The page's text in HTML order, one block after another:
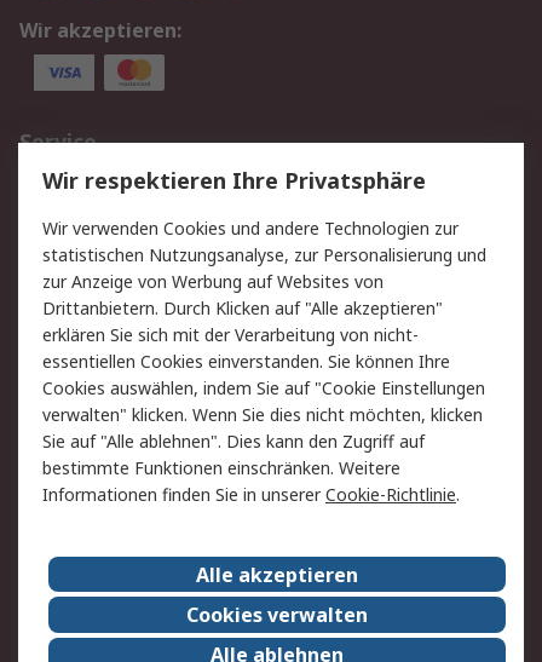
Wir akzeptieren:
Service
Value Added Services
Lieferlösungen
Rücksendungen
Kontakt
Hilfe
Rechtliches
AGB
Datenschutz
Cookie-Richtlinie
Zahlungsbedingungen
Copyright/Impressum
Über RS
Karriere bei RS
Nachhaltigkeit
Qualität/Umwelt/ZertifikatePresse-Center
Event-Center
Wir respektieren Ihre Privatsphäre
Wir verwenden Cookies und andere Technologien zur
statistischen Nutzungsanalyse, zur Personalisierung und
zur Anzeige von Werbung auf Websites von
Drittanbietern. Durch Klicken auf "Alle akzeptieren"
erklären Sie sich mit der Verarbeitung von nicht-
essentiellen Cookies einverstanden. Sie können Ihre
Cookies auswählen, indem Sie auf "Cookie Einstellungen
verwalten" klicken. Wenn Sie dies nicht möchten, klicken
Sie auf "Alle ablehnen". Dies kann den Zugriff auf
bestimmte Funktionen einschränken. Weitere
Informationen finden Sie in unsererCookie-Richtlinie.
Alle akzeptieren
Cookies verwalten
Alle ablehnen